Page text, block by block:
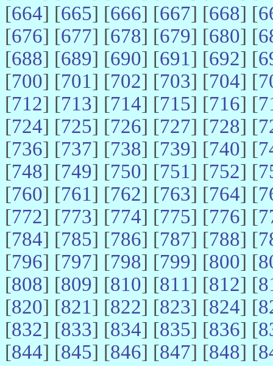
[664] [665] [666] [667] [668] [
[676] [677] [678] [679] [680] [
[688] [689] [690] [691] [692] [
[700] [701] [702] [703] [704] [
[712] [713] [714] [715] [716] [
[724] [725] [726] [727] [728] [
[736] [737] [738] [739] [740] [
[748] [749] [750] [751] [752] [
[760] [761] [762] [763] [764] [
[772] [773] [774] [775] [776] [
[784] [785] [786] [787] [788] [
[796] [797] [798] [799] [800] [
[808] [809] [810] [811] [812] [
[820] [821] [822] [823] [824] [
[832] [833] [834] [835] [836] [
[844] [845] [846] [847] [848] [